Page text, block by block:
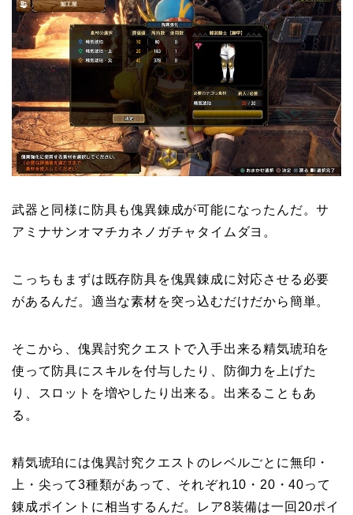
武器と同様に防具も傀異錬成が可能になったんだ。サ
アミナサンオマチカネノガチャタイムダヨ。
こっちもまずは既存防具を傀異錬成に対応させる必要
があるんだ。適当な素材を突っ込むだけだから簡単。
そこから、傀異討究クエストで入手出来る精気琥珀を
使って防具にスキルを付与したり、防御力を上げた
り、スロットを増やしたり出来る。出来ることもあ
る。
精気琥珀には傀異討究クエストのレベルごとに無印・
上・尖って3種類があって、それぞれ10・20・40って
錬成ポイントに相当するんだ。レア8装備は一回20ポイ